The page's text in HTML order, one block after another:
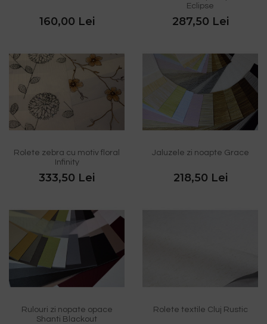
160,00 Lei
Eclipse
287,50 Lei
Rolete zebra cu motiv floral
Infinity
333,50 Lei
Jaluzele zi noapte Grace
218,50 Lei
Rulouri zi nopate opace
Shanti Blackout
Rolete textile Cluj Rustic